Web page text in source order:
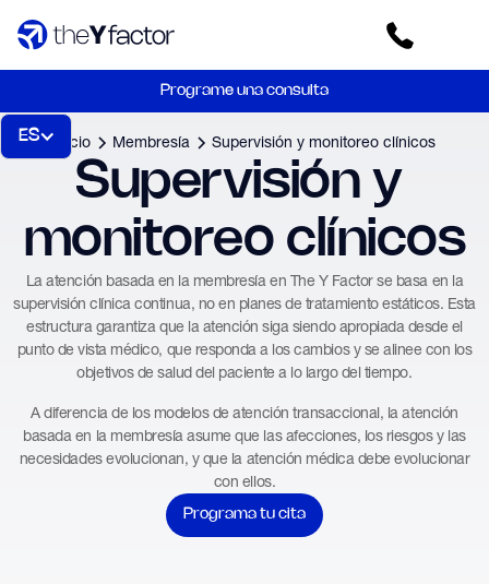
Programe una consulta
ES Inicio Membresía Supervisión y monitoreo clínicos
Supervisión y
monitoreo clínicos
La atención basada en la membresía en The Y Factor se basa en la
supervisión clínica continua, no en planes de tratamiento estáticos. Esta
estructura garantiza que la atención siga siendo apropiada desde el
punto de vista médico, que responda a los cambios y se alinee con los
objetivos de salud del paciente a lo largo del tiempo.
A diferencia de los modelos de atención transaccional, la atención
basada en la membresía asume que las afecciones, los riesgos y las
necesidades evolucionan, y que la atención médica debe evolucionar
con ellos.
Programa tu cita